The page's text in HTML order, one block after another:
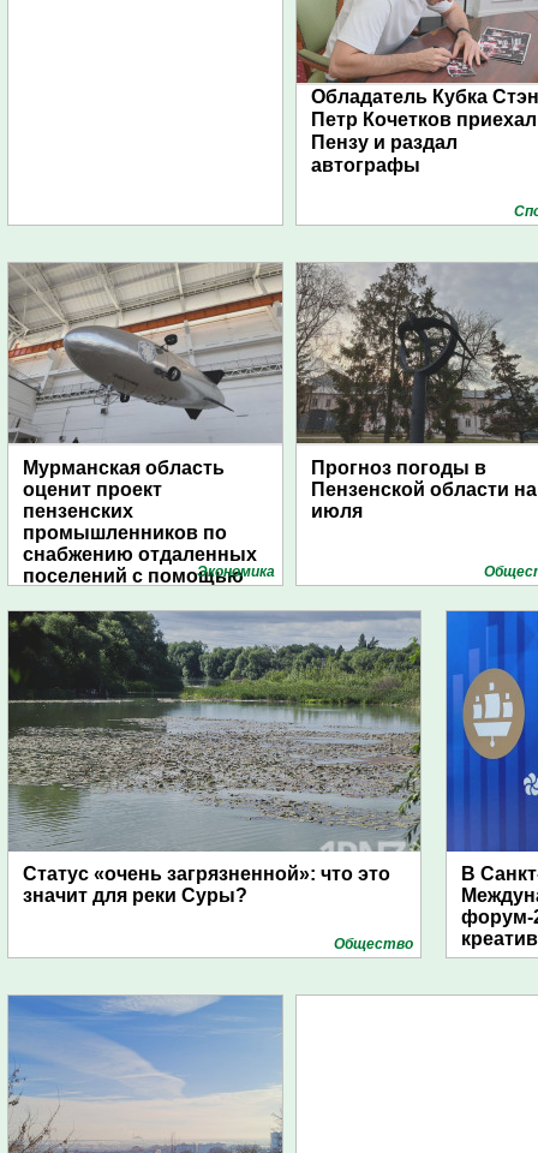
Обладатель Кубка
Петр Кочетков
Пензу и раздал
автографы
Мурманская область
оценит проект
пензенских
промышленников по
снабжению отдаленных
поселений с помощью
Экономика
Прогноз погоды в
Пензенской области
июля
Статус «очень загрязненной»: что это
значит для реки Суры?
Общество
В
форум-